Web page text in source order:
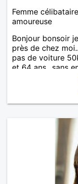
Femme
amoureuse
Bonjour bonsoir
près de chez
pas de voiture
et 64 ans...sans
adultes et qui n
une où plusieurs
recherche